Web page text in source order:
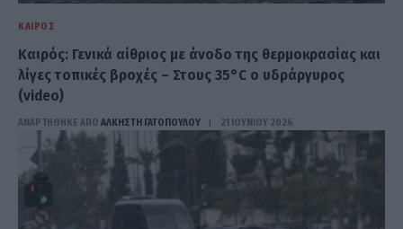
ΚΑΙΡΌΣ
Καιρός: Γενικά αίθριος με άνοδο της θερμοκρασίας και
λίγες τοπικές βροχές – Στους 35°C ο υδράργυρος
(video)
ΑΝΑΡΤΗΘΗΚΕ ΑΠΟ ΆΛΚΗΣΤΗ ΓΑΤΟΠΟΎΛΟΥ 21 ΙΟΥΝΊΟΥ 2026